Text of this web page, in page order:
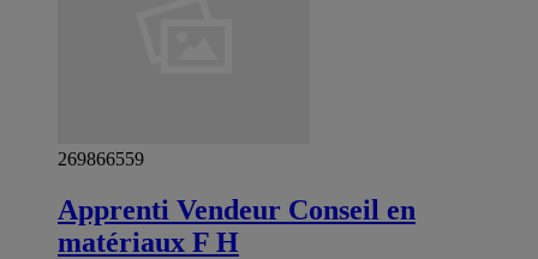
269866559
Apprenti Vendeur Conseil en
matériaux F H